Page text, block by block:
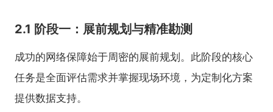
2.1 阶段一：展前规划与精准勘测
成功的网络保障始于周密的展前规划。此阶段的核心
任务是全面评估需求并掌握现场环境，为定制化方案
提供数据支持。